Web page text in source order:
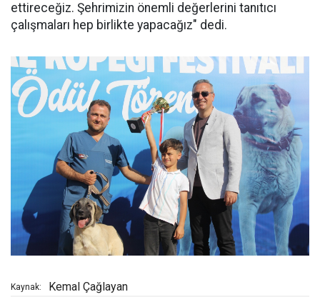
ettireceğiz. Şehrimizin önemli değerlerini tanıtıcı
çalışmaları hep birlikte yapacağız" dedi.
Kaynak: Kemal Çağlayan